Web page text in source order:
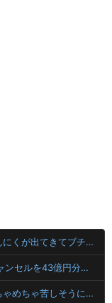
【悲報】ラーメンおじさん、青く変色したにんにくが出てきてブチギレwwwwwwwwww
【画像】32歳美人さん、漫画グッズの注文キャンセルを43億円分繰り返しまくり逮捕
【動画】大阪府警に射殺されたオッサン、めちゃめちゃ苦しそうに死ぬ